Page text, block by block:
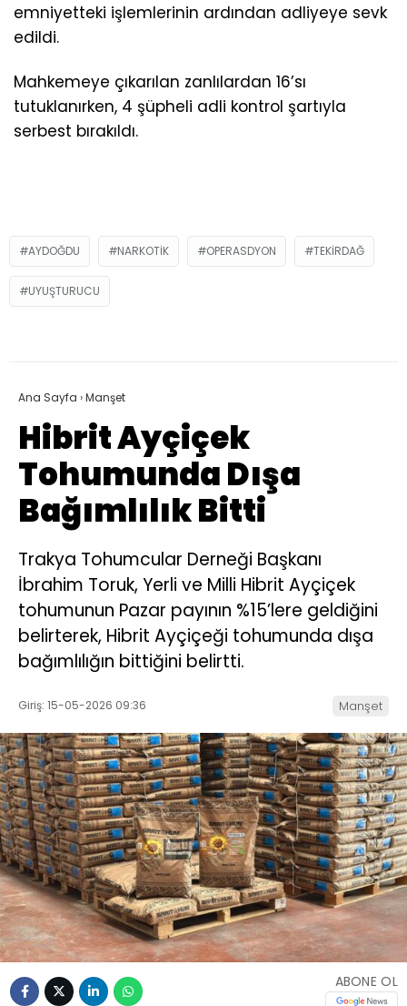
emniyetteki işlemlerinin ardından adliyeye sevk
edildi.
Mahkemeye çıkarılan zanlılardan 16’sı
tutuklanırken, 4 şüpheli adli kontrol şartıyla
serbest bırakıldı.
AYDOĞDU NARKOTIK OPERASDYON TEKIRDAĞ
UYUŞTURUCU
Ana Sayfa ›Manşet
Hibrit Ayçiçek
Tohumunda Dışa
Bağımlılık Bitti
Trakya Tohumcular Derneği Başkanı
İbrahim Toruk, Yerli ve Milli Hibrit Ayçiçek
tohumunun Pazar payının %15’lere geldiğini
belirterek, Hibrit Ayçiçeği tohumunda dışa
bağımlılığın bittiğini belirtti.
Giriş: 15-05-2026 09:36 Manşet
ABONE OL